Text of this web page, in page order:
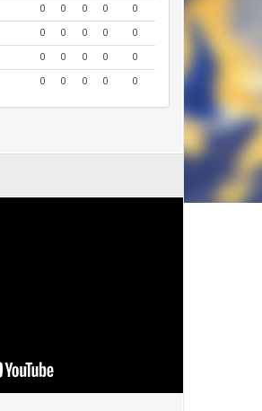
0 0 0 0
0
0 0 0 0
0
0 0 0 0
0
0 0 0 0 0